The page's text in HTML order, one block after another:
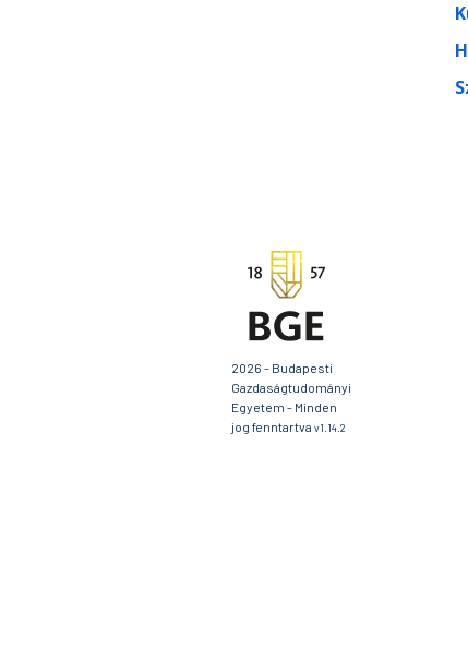
2026 - Budapesti
Gazdaságtudományi
Egyetem - Minden
jog fenntartva v1.14.2